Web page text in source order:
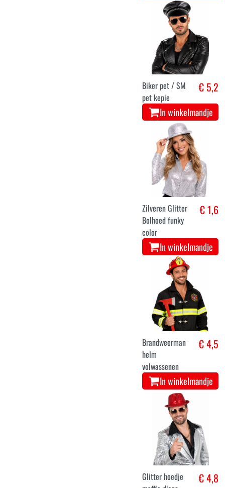
Biker pet / SM
pet kepie
€ 5,2
In winkelmandje
Zilveren Glitter
Bolhoed funky
color
€ 1,6
In winkelmandje
Brandweerman
helm
volwassenen
€ 4,5
In winkelmandje
Glitter hoedje
€ 4,8